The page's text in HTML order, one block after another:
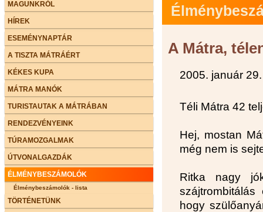
MAGUNKRÓL
HÍREK
ESEMÉNYNAPTÁR
A TISZTA MÁTRÁÉRT
KÉKES KUPA
MÁTRA MANÓK
TURISTAUTAK A MÁTRÁBAN
RENDEZVÉNYEINK
TÚRAMOZGALMAK
ÚTVONALGAZDÁK
ÉLMÉNYBESZÁMOLÓK
Élménybeszámolók - lista
TÖRTÉNETÜNK
A Mátra,
2005. január 29.
Téli Mátra 42
Hej, mostan
még nem is
Ritka nagy
hogy